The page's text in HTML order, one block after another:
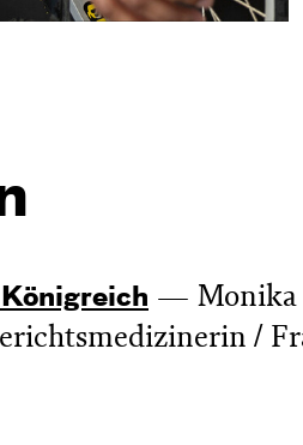
König­reich
Monika
/